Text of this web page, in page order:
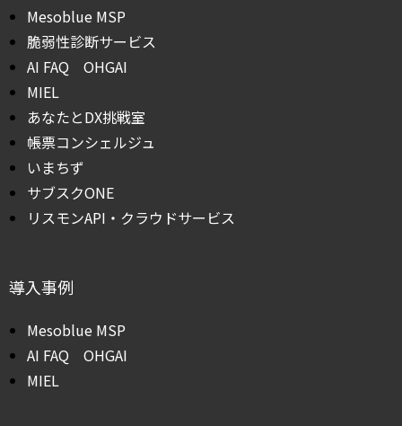
Mesoblue MSP
脆弱性診断サービス
AI FAQ OHGAI
MIEL
あなたとDX挑戦室
帳票コンシェルジュ
いまちず
サブスクONE
リスモンAPI・クラウドサービス
導入事例
Mesoblue MSP
AI FAQ OHGAI
MIEL